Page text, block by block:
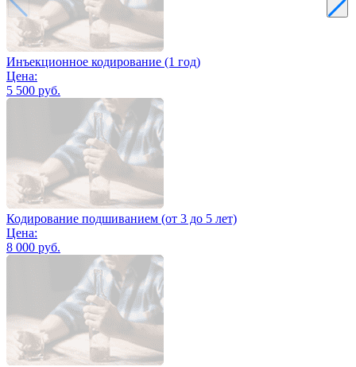
Инъекционное кодирование (1 год)
Цена:
5 500 руб.
Кодирование подшиванием (от 3 до 5 лет)
Цена:
8 000 руб.